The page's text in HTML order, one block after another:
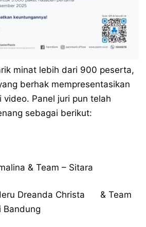
minat lebih dari 900 peserta,
berhak mempresentasikan
video. Panel juri pun telah
sebagai berikut:
& Team – Sitara
Dreanda Christa & Team
Bandung